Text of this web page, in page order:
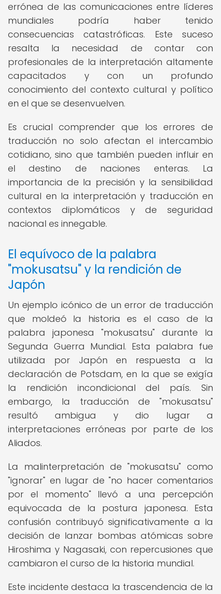
errónea de las comunicaciones entre líderes
mundiales podría haber tenido
consecuencias catastróficas. Este suceso
resalta la necesidad de contar con
profesionales de la interpretación altamente
capacitados y con un profundo
conocimiento del contexto cultural y político
en el que se desenvuelven.
Es crucial comprender que los errores de
traducción no solo afectan el intercambio
cotidiano, sino que también pueden influir en
el destino de naciones enteras. La
importancia de la precisión y la sensibilidad
cultural en la interpretación y traducción en
contextos diplomáticos y de seguridad
nacional es innegable.
El equívoco de la palabra
"mokusatsu" y la rendición de
Japón
Un ejemplo icónico de un error de traducción
que moldeó la historia es el caso de la
palabra japonesa "mokusatsu" durante la
Segunda Guerra Mundial. Esta palabra fue
utilizada por Japón en respuesta a la
declaración de Potsdam, en la que se exigía
la rendición incondicional del país. Sin
embargo, la traducción de "mokusatsu"
resultó ambigua y dio lugar a
interpretaciones erróneas por parte de los
Aliados.
La malinterpretación de "mokusatsu" como
"ignorar" en lugar de "no hacer comentarios
por el momento" llevó a una percepción
equivocada de la postura japonesa. Esta
confusión contribuyó significativamente a la
decisión de lanzar bombas atómicas sobre
Hiroshima y Nagasaki, con repercusiones que
cambiaron el curso de la historia mundial.
Este incidente destaca la trascendencia de la